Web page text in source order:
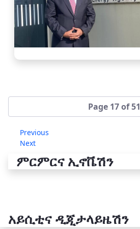
Page 17 of 51
Previous
Next
ምርምርና ኢኖቬሽን
አይሲቲና ዲጂታላይዜሽን